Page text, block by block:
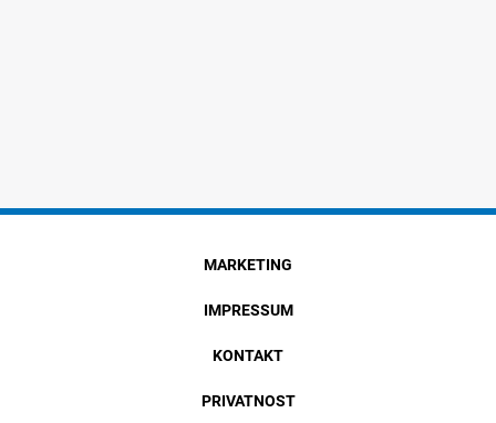
MARKETING
IMPRESSUM
KONTAKT
PRIVATNOST